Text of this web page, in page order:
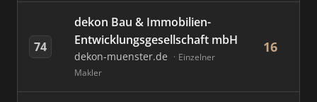
74
dekon Bau & Immobilien-
Entwicklungsgesellschaft mbH
dekon-muenster.de
Einzelner
Makler
16